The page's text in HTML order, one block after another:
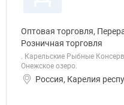
Оптовая торговля,
Розничная торговля
. Карельские Рыбные
Онежское озеро.
Россия, Карелия